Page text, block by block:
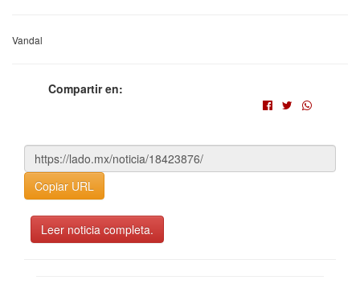
Vandal
Compartir en:
Copiar URL
Leer noticia completa.